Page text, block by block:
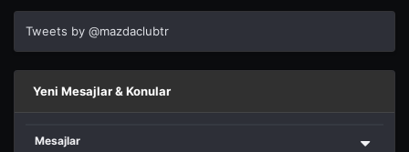
Tweets by @mazdaclubtr
Yeni Mesajlar & Konular
Mesajlar